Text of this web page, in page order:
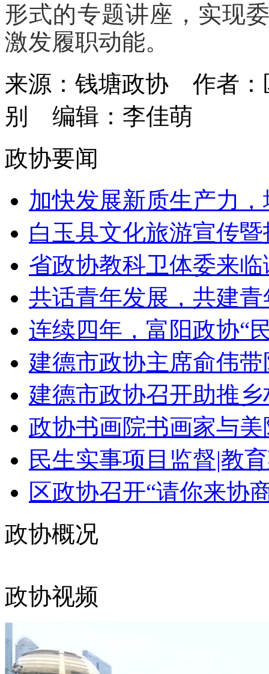
形式的专题讲座，实现
激发履职动能。
来源：钱塘政协 作者
别 编辑：李佳萌
政协要闻
加快发展新质生产力
白玉县文化旅游宣传
省政协教科卫体委来
共话青年发展，共建
连续四年，富阳政协“
建德市政协主席俞伟
建德市政协召开助推
政协书画院书画家与
民生实事项目监督|教
区政协召开“请你来协
政协概况
政协视频